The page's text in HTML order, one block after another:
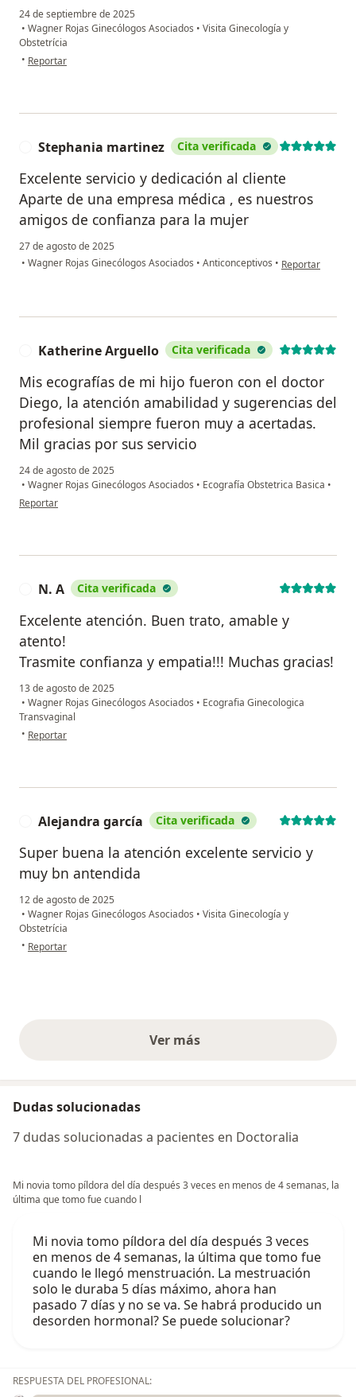
24 de septiembre de 2025
• Wagner Rojas Ginecólogos Asociados • Visita Ginecología y
Obstetrícia
• en opinión del usuario AR
Reportar
Stephania martinez Cita verificada
Excelente servicio y dedicación al cliente
Aparte de una empresa médica , es nuestros
amigos de confianza para la mujer
27 de agosto de 2025
• Wagner Rojas Ginecólogos Asociados • Anticonceptivos • en opinión del
Reportar
Katherine Arguello Cita verificada
Mis ecografías de mi hijo fueron con el doctor
Diego, la atención amabilidad y sugerencias del
profesional siempre fueron muy a acertadas.
Mil gracias por sus servicio
24 de agosto de 2025
• Wagner Rojas Ginecólogos Asociados • Ecografía Obstetrica Basica •
en opinión del usuario Katherine Arguello
Reportar
N. A Cita verificada
Excelente atención. Buen trato, amable y
atento!
Trasmite confianza y empatia!!! Muchas gracias!
13 de agosto de 2025
• Wagner Rojas Ginecólogos Asociados • Ecografia Ginecologica
Transvaginal
• en opinión del usuario N. A
Reportar
Alejandra garcía Cita verificada
Super buena la atención excelente servicio y
muy bn antendida
12 de agosto de 2025
• Wagner Rojas Ginecólogos Asociados • Visita Ginecología y
Obstetrícia
• en opinión del usuario Alejandra garcía
Reportar
Ver másopiniones anteriores
Dudas solucionadas
7 dudas solucionadas a pacientes en Doctoralia
Mi novia tomo píldora del día después 3 veces en menos de 4 semanas, la
última que tomo fue cuando l
Mi novia tomo píldora del día después 3 veces
en menos de 4 semanas, la última que tomo fue
cuando le llegó menstruación. La mestruación
solo le duraba 5 días máximo, ahora han
pasado 7 días y no se va. Se habrá producido un
desorden hormonal? Se puede solucionar?
RESPUESTA DEL PROFESIONAL: